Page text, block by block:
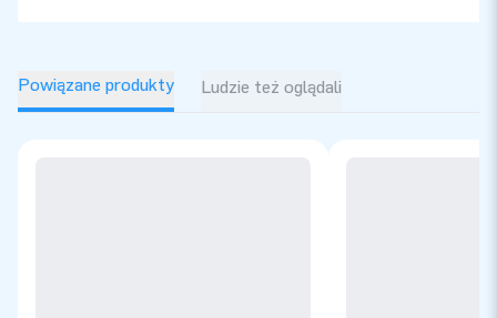
Powiązane produkty Ludzie też oglądali